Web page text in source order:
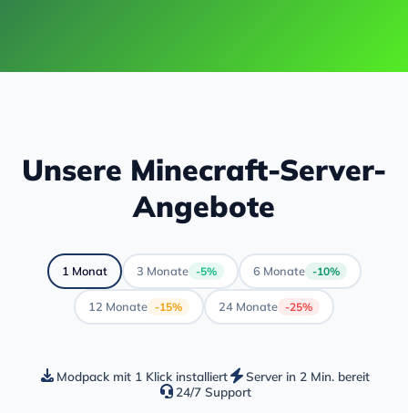
Unsere Minecraft-Server-
Angebote
1 Monat 3 Monate -5% 6 Monate -10%
12 Monate -15% 24 Monate -25%
Modpack mit 1 Klick installiert
Server in 2 Min. bereit
24/7 Support